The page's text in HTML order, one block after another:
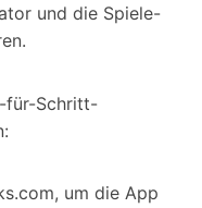
und die Spiele-
für-Schritt-
um die App